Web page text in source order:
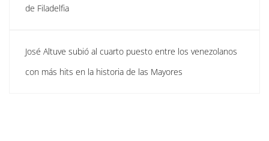
de Filadelfia
José Altuve subió al cuarto puesto entre los venezolanos
con más hits en la historia de las Mayores